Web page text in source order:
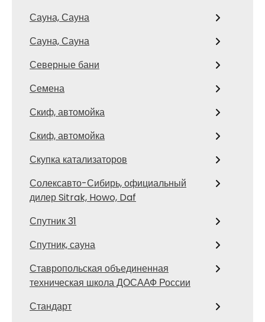
Сауна, Сауна
Сауна, Сауна
Северные бани
Семена
Скиф, автомойка
Скиф, автомойка
Скупка катализаторов
Солексавто-Сибирь, официальный
дилер Sitrak, Howo, Daf
Спутник 31
Спутник, сауна
Ставропольская объединенная
техническая школа ДОСААФ России
Стандарт